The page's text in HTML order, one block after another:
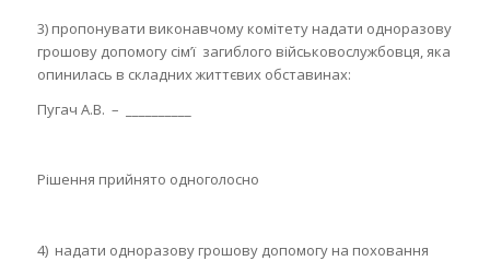
3) пропонувати виконавчому комітету надати одноразову
грошову допомогу сім’ї загиблого військовослужбовця, яка
опинилась в складних життєвих обставинах:
Пугач А.В. – __________
Рішення прийнято одноголосно
4) надати одноразову грошову допомогу на поховання